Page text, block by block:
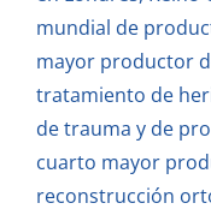
mundial de
mayor productor
tratamiento de
de trauma y de
cuarto mayor
reconstrucción